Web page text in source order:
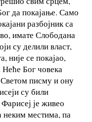
да покајање. Само
разбојник са
имате Слободана
су делили власт,
није се покајао,
Неће Бог човека
писму и ону
су били
је живео
неким местима, па